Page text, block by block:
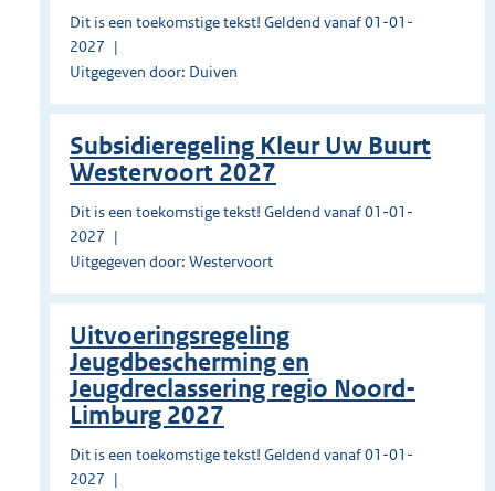
Dit is een toekomstige tekst! Geldend vanaf 01-01-
2027
Uitgegeven door: Duiven
Subsidieregeling Kleur Uw Buurt
Westervoort 2027
Dit is een toekomstige tekst! Geldend vanaf 01-01-
2027
Uitgegeven door: Westervoort
Uitvoeringsregeling
Jeugdbescherming en
Jeugdreclassering regio Noord-
Limburg 2027
Dit is een toekomstige tekst! Geldend vanaf 01-01-
2027